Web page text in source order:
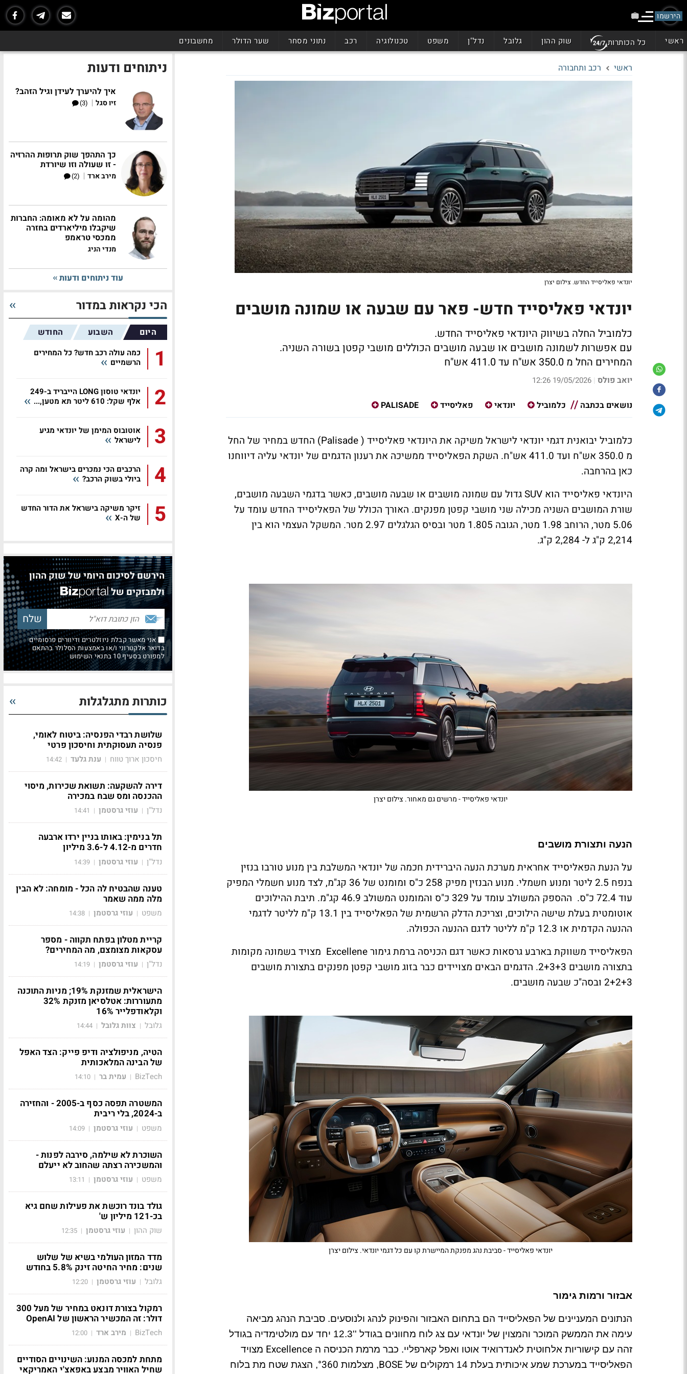
הירשמו
ראשי כל הכותרות שוק ההון גלובל נדל"ן משפט טכנולוגיה רכב נתוני מסחר שער הדולר מחשבונים
ראשי רכב ותחבורה
יונדאי פאליסייד החדש. צילום יצרן
יונדאי פאליסייד חדש- פאר עם שבעה או שמונה מושבים
כלמוביל החלה בשיווק היונדאי פאליסייד החדש.
עם אפשרות לשמונה מושבים או שבעה מושבים הכוללים מושבי קפטן בשורה השניה.
המחירים החל מ 350.0 אש"ח עד 411.0 אש"ח
יואב פולס |
19/05/2026 12:26
נושאים בכתבה כלמוביל יונדאי פאליסייד PALISADE
כלמוביל יבואנית דגמי יונדאי לישראל משיקה את היונדאי פאליסייד (Palisade) החדש במחיר של החל
מ 350.0 אש"ח ועד 411.0 אש"ח. השקת הפאליסייד ממשיכה את רענון הדגמים של יונדאי עליה דיווחנו
כאן בהרחבה.
היונדאי פאליסייד הוא SUVגדול עם שמונה מושבים או שבעה מושבים, כאשר בדגמי השבעה מושבים,
שורת המושבים השניה מכילה שני מושבי קפטן מפנקים. האורך הכולל של הפאליסייד החדש עומד על
5.06 מטר, הרוחב 1.98 מטר, הגובה 1.805 מטר ובסיס הגלגלים 2.97 מטר. המשקל העצמי הוא בין
2,214 ק"ג ל- 2,284 ק"ג.
יונדאי פאליסייד - מרשים גם מאחור. צילום יצרן
הנעה ותצורת מושבים
על הנעת הפאליסייד אחראית מערכת הנעה היברידית חכמה של יונדאי המשלבת בין מנוע טורבו בנזין
בנפח 2.5 ליטר ומנוע חשמלי. מנוע הבנזין מפיק 258 כ"ס ומומנט של 36 קג"מ, לצד מנוע חשמלי המפיק
עוד 72.4 כ"ס.
ההספק המשולב עומד על 329 כ"ס והמומנט המשולב 46.9 קג"מ. תיבת ההילוכים
אוטומטית בעלת שישה הילוכים, וצריכת הדלק הרשמית של הפאליסייד בין 13.1 ק"מ לליטר לדגמי
ההנעה הקדמית או 12.3 ק"מ לליטר לדגם ההנעה הכפולה.
הפאליסייד משווקת בארבע גרסאות כאשר דגם הכניסה ברמת גימורExcellene מצויד בשמונה מקומות
בתצורה מושבים 2+3+3. הדגמים הבאים מצויידים כבר בזוג מושבי קפטן מפנקים בתצורת מושבים
2+2+3 ובסה"כ שבעה מושבים.
יונדאי פאליסייד - סביבת נהג מפנקת המיישרת קו עם כל דגמי יונדאי. צילום יצרן
אבזור ורמות גימור
הנתונים המעניינים של הפאליסייד הם בתחום האבזור והפינוק לנהג ולנוסעים. סביבת הנהג מביאה
עימה את הממשק המוכר והמצוין של יונדאי עם צג לוח מחוונים בגודל ''12.3 יחד עם מולטימדיה בגודל
זהה עם קישוריות אלחוטית לאנדרואיד אוטו ואפל קארפליי. כבר מרמת הכניסה ה Excellence מצויד
הפאליסייד במערכת שמע איכותית בעלת 14 רמקולים של
BOSE, מצלמות 360
°, הצגת שטח מת בלוח
ניתוחים ודעות
איך להיערך לעידן וגיל הזהב?
זיו סגל |
(3)
כך התהפך שוק תרופות ההרזיה
- זו שעולה וזו שיורדת
מירב ארד |
(2)
מהומה על לא מאומה: החברות
שיקבלו מיליארדים בחזרה
ממכסי טראמפ
מנדי הניג
עוד ניתוחים ודעות
הכי נקראות במדור
היום השבוע החודש
1
כמה עולה רכב חדש? כל המחירים
הרשמיים
2
יונדאי טוסון LONG הייבריד ב-249
אלף שקל: 610 ליטר תא מטען,...
3
אוטובוס המימן של יונדאי מגיע
לישראל
4
הרכבים הכי נמכרים בישראל ומה קרה
ביולי בשוק הרכב?
5
זיקר משיקה בישראל את הדור החדש
של ה-X
הירשם לסיכום היומי של שוק ההון
ולמבזקים של
אני מאשר קבלת ניוזלטרים ודיוורים פרסומיים
בדואר אלקטרוני ו/או באמצעות הסלולר בהתאם
למפורט בסעיף 10 בתנאי השימוש
כותרות מתגלגלות
שלושת רבדי הפנסיה: ביטוח לאומי,
פנסיה תעסוקתית וחיסכון פרטי
חיסכון ארוך טווח | ענת גלעד |
14:42
דירה להשקעה: תשואת שכירות, מיסוי
ההכנסה ומס שבח במכירה
נדל"ן | עוזי גרסטמן |
14:41
תל בנימין: באותו בניין ירדו ארבעה
חדרים מ-4.12 ל-3.6 מיליון
נדל"ן | עוזי גרסטמן |
14:39
טענה שהבטיח לה הכל - מומחה: לא הבין
מלה ממה שאמר
משפט | עוזי גרסטמן |
14:38
קריית מטלון בפתח תקווה - מספר
עסקאות מצומצם, מה המחירים?
נדל"ן | עוזי גרסטמן |
14:19
הישראלית שמזנקת 19%; מניות התוכנה
מתעוררות: אטלסיאן מזנקת 32%
וקלאודפלייר 16%
גלובל | צוות גלובל |
14:44
הטיה, מניפולציה ודיפ פייק: הצד האפל
של הבינה המלאכותית
BizTech
| עמית בר |
14:10
המשטרה תפסה כסף ב-2005 - והחזירה
ב-2024, בלי ריבית
משפט | עוזי גרסטמן |
14:09
השוכרת לא שילמה, סירבה לפנות -
והמשכירה רצתה שהחוב לא ייעלם
משפט | עוזי גרסטמן |
13:11
גולד בונד רוכשת את פעילות שחם גיא
בכ-121 מיליון ש'
שוק ההון | עוזי גרסטמן |
12:35
מדד המזון העולמי בשיא של שלוש
שנים: מחיר החיטה זינק 5.8% בחודש
גלובל | עוזי גרסטמן |
12:20
רמקול בצורת דונאט במחיר של מעל 300
דולר: זה המכשיר הראשון של OpenAI
BizTech
| מירב ארד |
12:00
מתחת למכסה המנוע: השינויים הסודיים
שחיל האוויר מבצע באפאצ'י האמריקאי